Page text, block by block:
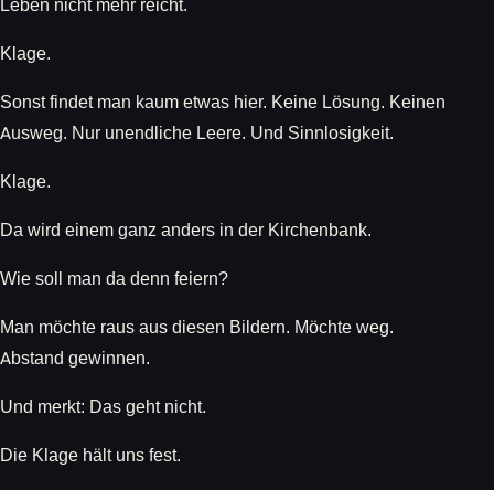
Leben nicht mehr reicht.
Klage.
Sonst findet man kaum etwas hier. Keine Lösung. Keinen
Ausweg. Nur unendliche Leere. Und Sinnlosigkeit.
Klage.
Da wird einem ganz anders in der Kirchenbank.
Wie soll man da denn feiern?
Man möchte raus aus diesen Bildern. Möchte weg.
Abstand gewinnen.
Und merkt: Das geht nicht.
Die Klage hält uns fest.